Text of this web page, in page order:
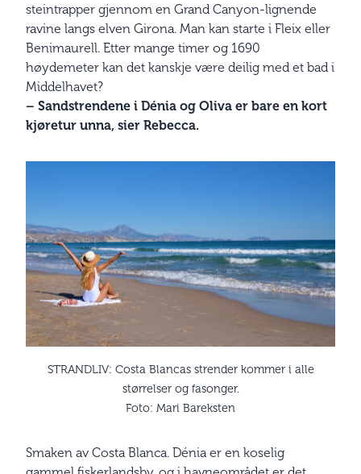
steintrapper gjennom en Grand Canyon-lignende
ravine langs elven Girona. Man kan starte i Fleix eller
Benimaurell. Etter mange timer og 1690
høydemeter kan det kanskje være deilig med et bad i
Middelhavet?
– Sandstrendene i Dénia og Oliva er bare en kort
kjøretur unna, sier Rebecca.
STRANDLIV: Costa Blancas strender kommer i alle
størrelser og fasonger.
Foto: Mari Bareksten
Smaken av Costa Blanca. Dénia er en koselig